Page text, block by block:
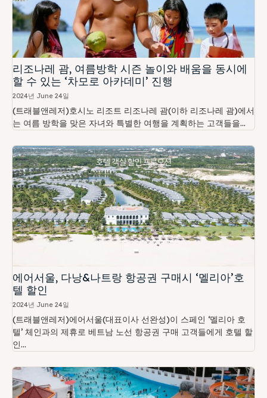
리조나레 괌, 여름방학 시즌 놀이와 배움을 동시에
할 수 있는 ‘차모로 아카데미’ 진행
2024년 June 24일
(트래블앤레저)호시노 리조트 리조나레 괌(이하 리조나레 괌)에서
는 여름 방학을 맞은 자녀와 특별한 여행을 계획하는 고객들을...
에어서울, 다낭&나트랑 항공권 구매시 ‘멜리아’호
텔 할인
2024년 June 24일
(트래블앤레저)에어서울(대표이사 선완성)이 스페인 ‘멜리아 호
텔’ 체인과의 제휴로 베트남 노선 항공권 구매 고객들에게 호텔 할
인...